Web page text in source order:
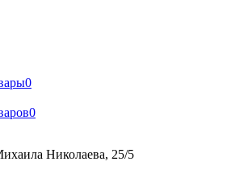
0
0
Николаева, 25/5